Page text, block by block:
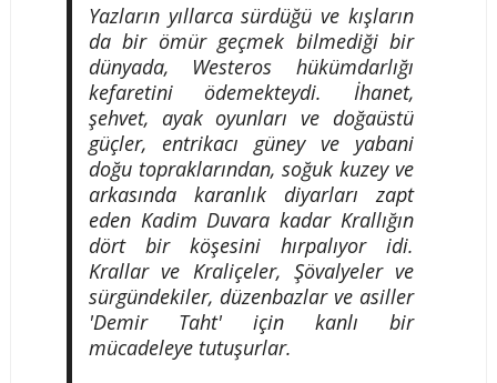
Yazların yıllarca sürdüğü ve kışların
da bir ömür geçmek bilmediği bir
dünyada, Westeros hükümdarlığı
kefaretini ödemekteydi. İhanet,
şehvet, ayak oyunları ve doğaüstü
güçler, entrikacı güney ve yabani
doğu topraklarından, soğuk kuzey ve
arkasında karanlık diyarları zapt
eden Kadim Duvara kadar Krallığın
dört bir köşesini hırpalıyor idi.
Krallar ve Kraliçeler, Şövalyeler ve
sürgündekiler, düzenbazlar ve asiller
'Demir Taht' için kanlı bir
mücadeleye tutuşurlar.